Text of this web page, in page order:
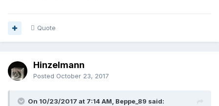
Quote
Hinzelmann
Posted October 23, 2017
On 10/23/2017 at 7:14 AM, Beppe_89 said: